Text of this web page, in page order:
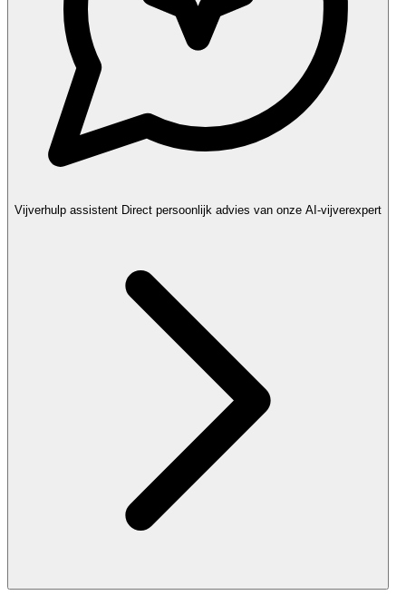
Vijverhulp assistent Direct persoonlijk advies van onze AI-vijverexpert